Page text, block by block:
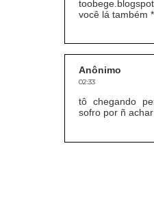
você lá também
Anônimo
02:33
tô chegando
sofro por ñ